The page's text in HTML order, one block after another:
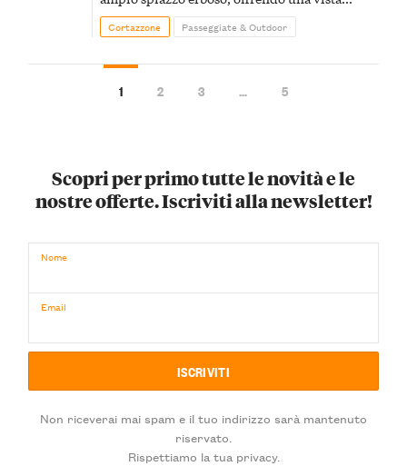
panoramica sulla zona circostante
Cortazzone Passeggiate & Outdoor
1 2 3 … 5
Scopri per primo tutte le novità e le
nostre offerte. Iscriviti alla newsletter!
Nome
Email
Non riceverai mai spam e il tuo indirizzo sarà mantenuto
riservato.
Rispettiamo la tua privacy.